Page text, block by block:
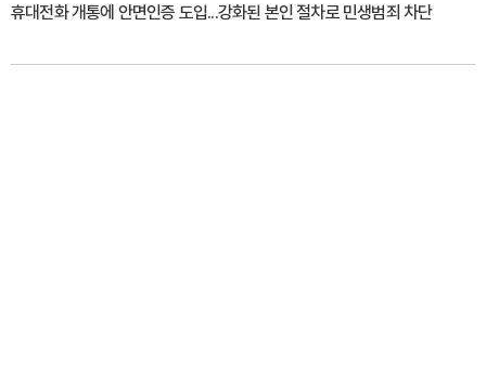
휴대전화 개통에 안면인증 도입...강화된 본인 절차로 민생범죄 차단